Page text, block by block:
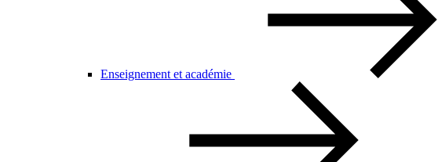
Enseignement et académie